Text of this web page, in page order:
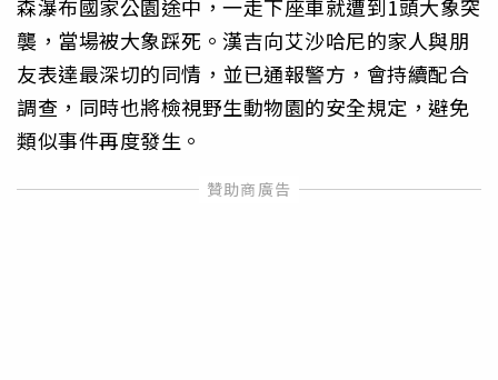
森瀑布國家公園途中，一走下座車就遭到1頭大象突
襲，當場被大象踩死。漢吉向艾沙哈尼的家人與朋
友表達最深切的同情，並已通報警方，會持續配合
調查，同時也將檢視野生動物園的安全規定，避免
類似事件再度發生。